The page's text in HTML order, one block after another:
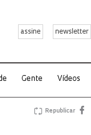
assine newsletter
Gente Vídeos
Republicar